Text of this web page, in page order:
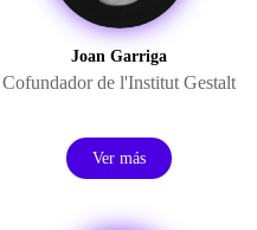
Joan Garriga
Cofundador de l'Institut Gestalt
Ver más